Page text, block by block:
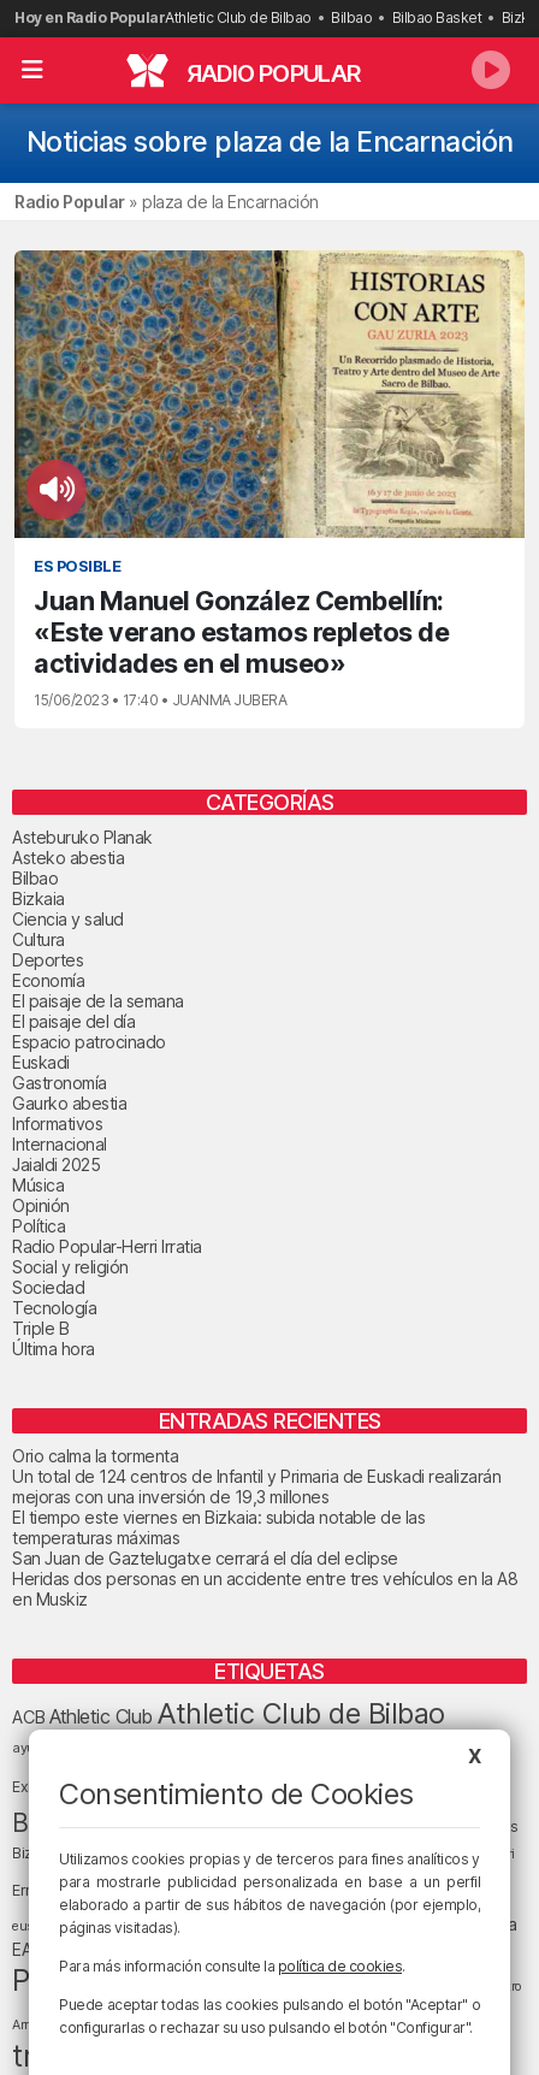
Saltar
al
contenido
Hoy en Radio PopularAthletic Club de Bilbao Bilbao Bilbao Basket
RADIO POPULAR
Noticias sobre plaza de la Encarnación
Radio Popular» plaza de la Encarnación
ES POSIBLE
Juan Manuel González Cembellín:
«Este verano estamos repletos de
actividades en el museo»
15/06/2023 • 17:40 • JUANMA JUBERA
CATEGORÍAS
Asteburuko Planak
Asteko abestia
Bilbao
Bizkaia
Ciencia y salud
Cultura
Deportes
Economía
El paisaje de la semana
El paisaje del día
Espacio patrocinado
Euskadi
Gastronomía
Gaurko abestia
Informativos
Internacional
Jaialdi 2025
Música
Opinión
Política
Radio Popular-Herri Irratia
Social y religión
Sociedad
Tecnología
Triple B
Última hora
ENTRADAS RECIENTES
Orio calma la tormenta
Un total de 124 centros de Infantil y Primaria de Euskadi realizarán
mejoras con una inversión de 19,3 millones
El tiempo este viernes en Bizkaia: subida notable de las
temperaturas máximas
San Juan de Gaztelugatxe cerrará el día del eclipse
Heridas dos personas en un accidente entre tres vehículos en la A8
en Muskiz
ETIQUETAS
ACBAthletic ClubAthletic Club de Bilbao
ayuntamiento de Bilbao BEC (Bilbao
Exhibition Center) BilbaoBilbao Basket Bizkaia
Bizkaia y sus comarcas Copa del Rey cultura Cáritas
Bizkaia
Deusto Diócesis de Bilbao Egunon Bizkaia el tiempo Enkarterri
Ernesto Valverde Ertzaintza Euskadi (País Vasco)
euskera fiestas fútbol LaLiga
LaLiga
EA Sports
Política sociedadsucesos Teatro
Arriaga tiempotiempo atmosféricotráfico
tráfico en Bizkaia
X
Consentimiento de Cookies
Utilizamos cookies propias y de terceros para fines analíticos y
para mostrarle publicidad personalizada en base a un perfil
elaborado a partir de sus hábitos de navegación (por ejemplo,
páginas visitadas).
Para más información consulte la política de cookies.
Puede aceptar todas las cookies pulsando el botón "Aceptar" o
configurarlas o rechazar su uso pulsando el botón "Configurar".